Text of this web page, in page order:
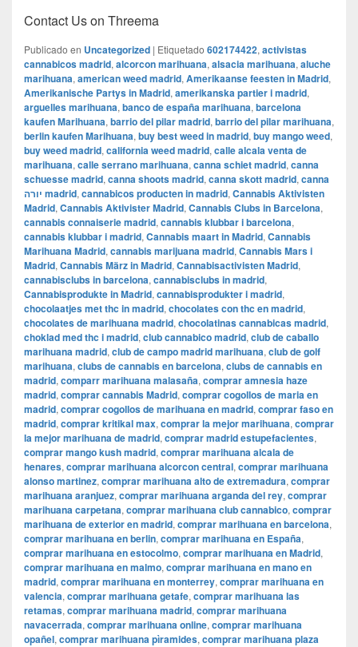
Contact Us on Threema
Publicado en Uncategorized | Etiquetado 602174422, activistas
cannabicos madrid, alcorcon marihuana, alsacia marihuana, aluche
marihuana, american weed madrid, Amerikaanse feesten in Madrid,
Amerikanische Partys in Madrid, amerikanska partier i madrid,
arguelles marihuana, banco de españa marihuana, barcelona
kaufen Marihuana, barrio del pilar madrid, barrio del pilar marihuana,
berlin kaufen Marihuana, buy best weed in madrid, buy mango weed,
buy weed madrid, california weed madrid, calle alcala venta de
marihuana, calle serrano marihuana, canna schiet madrid, canna
schuesse madrid, canna shoots madrid, canna skott madrid, canna
יורה madrid, cannabicos producten in madrid, Cannabis Aktivisten
Madrid, Cannabis Aktivister Madrid, Cannabis Clubs in Barcelona,
cannabis connaiserie madrid, cannabis klubbar i barcelona,
cannabis klubbar i madrid, Cannabis maart in Madrid, Cannabis
Marihuana Madrid, cannabis marijuana madrid, Cannabis Mars i
Madrid, Cannabis März in Madrid, Cannabisactivisten Madrid,
cannabisclubs in barcelona, cannabisclubs in madrid,
Cannabisprodukte in Madrid, cannabisprodukter i madrid,
chocolaatjes met thc in madrid, chocolates con thc en madrid,
chocolates de marihuana madrid, chocolatinas cannabicas madrid,
choklad med thc i madrid, club cannabico madrid, club de caballo
marihuana madrid, club de campo madrid marihuana, club de golf
marihuana, clubs de cannabis en barcelona, clubs de cannabis en
madrid, comparr marihuana malasaña, comprar amnesia haze
madrid, comprar cannabis Madrid, comprar cogollos de maria en
madrid, comprar cogollos de marihuana en madrid, comprar faso en
madrid, comprar kritikal max, comprar la mejor marihuana, comprar
la mejor marihuana de madrid, comprar madrid estupefacientes,
comprar mango kush madrid, comprar marihuana alcala de
henares, comprar marihuana alcorcon central, comprar marihuana
alonso martinez, comprar marihuana alto de extremadura, comprar
marihuana aranjuez, comprar marihuana arganda del rey, comprar
marihuana carpetana, comprar marihuana club cannabico, comprar
marihuana de exterior en madrid, comprar marihuana en barcelona,
comprar marihuana en berlin, comprar marihuana en España,
comprar marihuana en estocolmo, comprar marihuana en Madrid,
comprar marihuana en malmo, comprar marihuana en mano en
madrid, comprar marihuana en monterrey, comprar marihuana en
valencia, comprar marihuana getafe, comprar marihuana las
retamas, comprar marihuana madrid, comprar marihuana
navacerrada, comprar marihuana online, comprar marihuana
opañel, comprar marihuana pìramides, comprar marihuana plaza